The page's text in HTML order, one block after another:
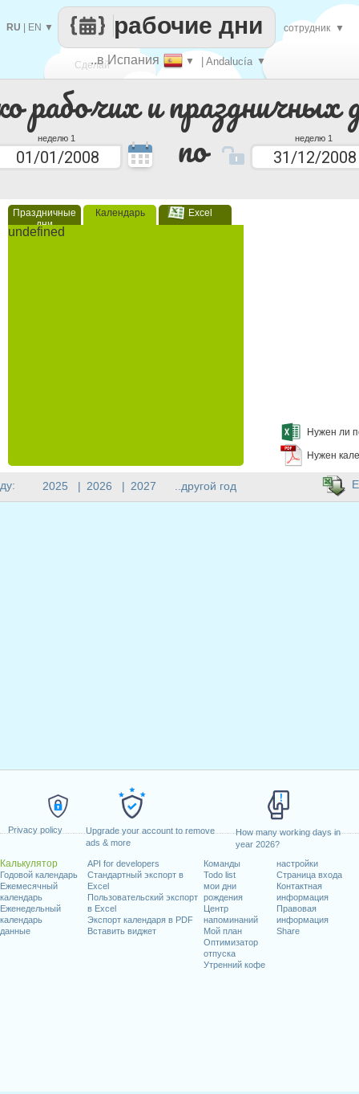
Privacy policy
Upgrade your account to remove
ads & more
How many working days in
year 2026?
Калькулятор
Годовой календарь
Ежемесячный
календарь
Еженедельный
календарь
данные
API for developers
Стандартный экспорт в
Excel
Пользовательский экспорт
в Excel
Экспорт календаря в PDF
Вставить виджет
Команды
Todo list
мои дни
рождения
Центр
напоминаний
Мой план
Оптимизатор
отпуска
Утренний кофе
настройки
Страница входа
Контактная
информация
Правовая
информация
Share
рабочих и праздничных
неделю 1 по неделю 1
Праздничные
дни
Календарь Excel
undefined
Нужен ли
Нужен
Сделай
каждый
..в Испания ▼ | Andalucía ▼
рабочие дни
RU EN ▼ сотрудник ▼
2025 | 2026 | 2027 ..другой год